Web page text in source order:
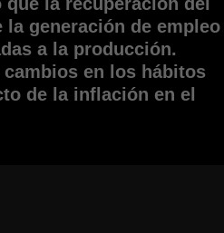
la recuperación del
la generación de empleo
a la producción.
en los hábitos
de la inflación en el